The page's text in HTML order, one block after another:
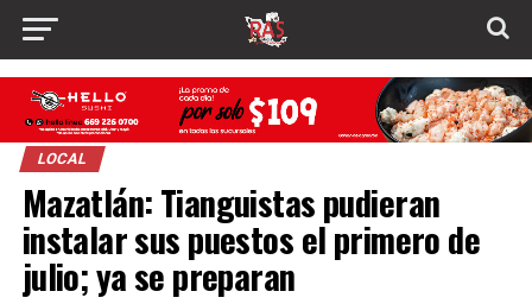
LOCAL
Mazatlán: Tianguistas pudieran
instalar sus puestos el primero de
julio; ya se preparan